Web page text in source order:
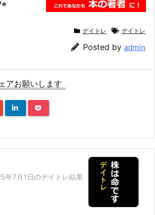
デイトレ デイトレ
Posted by admin
アお願いします
年7月1日のデイトレ結果